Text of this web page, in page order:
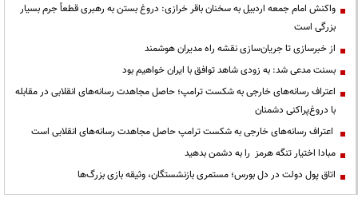
واکنش امام جمعه اردبیل به سخنان باقر خرازی: دروغ بستن به رهبری قطعاً جرم بسیار
بزرگی است
از خبرسازی تا جریان‌سازی نقشه راه مدیران هوشمند
بسنت مدعی شد: به زودی شاهد توافق با ایران خواهیم بود
اعتراف رسانه‌های خارجی به شکست ترامپ؛ حاصل مجاهدت رسانه‌های انقلابی در مقابله
با دروغ‌پراکنی دشمنان
اعتراف رسانه‌های خارجی به شکست ترامپ حاصل مجاهدت رسانه‌های انقلابی است
مبادا اختیار تنگه هرمز را به دشمن بدهید
اتاق پول دولت در دل بورس؛ مستمری بازنشستگان، وثیقه بازی بزرگ‌ها